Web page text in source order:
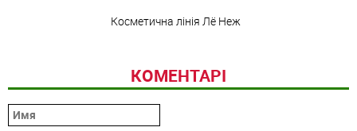
Косметична лінія Лё Неж
КОМЕНТАРІ